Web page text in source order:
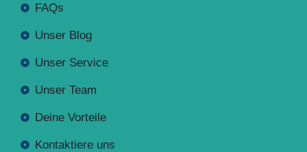
FAQs
Unser Blog
Unser Service
Unser Team
Deine Vorteile
Kontaktiere uns